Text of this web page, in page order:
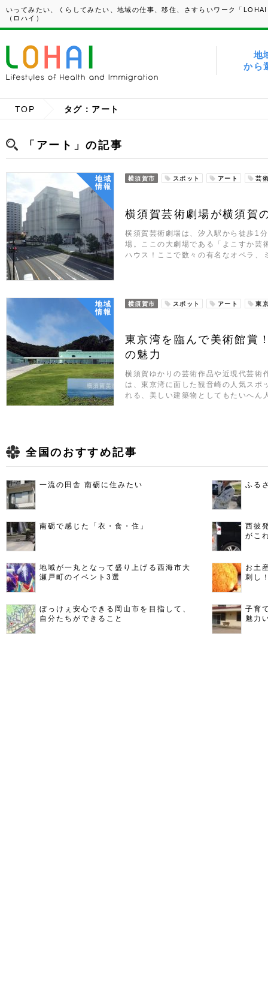
いってみたい、くらしてみたい、地域の仕事、移住、さすらいワーク「
（ロハイ）
地
から
TOP タグ：アート
「アート」の記事
地域
情報
横須賀市 スポット アート 芸
横須賀芸術劇場が横須賀
横須賀芸術劇場は、汐入駅から徒歩1
場。ここの大劇場である「よこすか芸
ハウス！ここで数々の有名なオペラ
地域
情報
横須賀市 スポット アート 東
東京湾を臨んで美術館賞
の魅力
横須賀ゆかりの芸術作品や近現代芸術
は、東京湾に面した観音崎の人気スポ
れる、美しい建築物としてもたいへ
全国のおすすめ記事
一流の田舎 南砺に住みたい ふる
南砺で感じた「衣・食・住」
西彼
がこ
地域が一丸となって盛り上げる西海市大
瀬戸町のイベント3選
お土
刺し
ぼっけぇ安心できる岡山市を目指して、
自分たちができること
子育
魅力